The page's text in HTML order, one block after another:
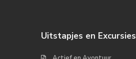
Uitstapjes en Excursies